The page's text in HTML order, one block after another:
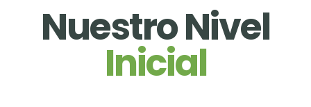
Nuestro Nivel
Inicial